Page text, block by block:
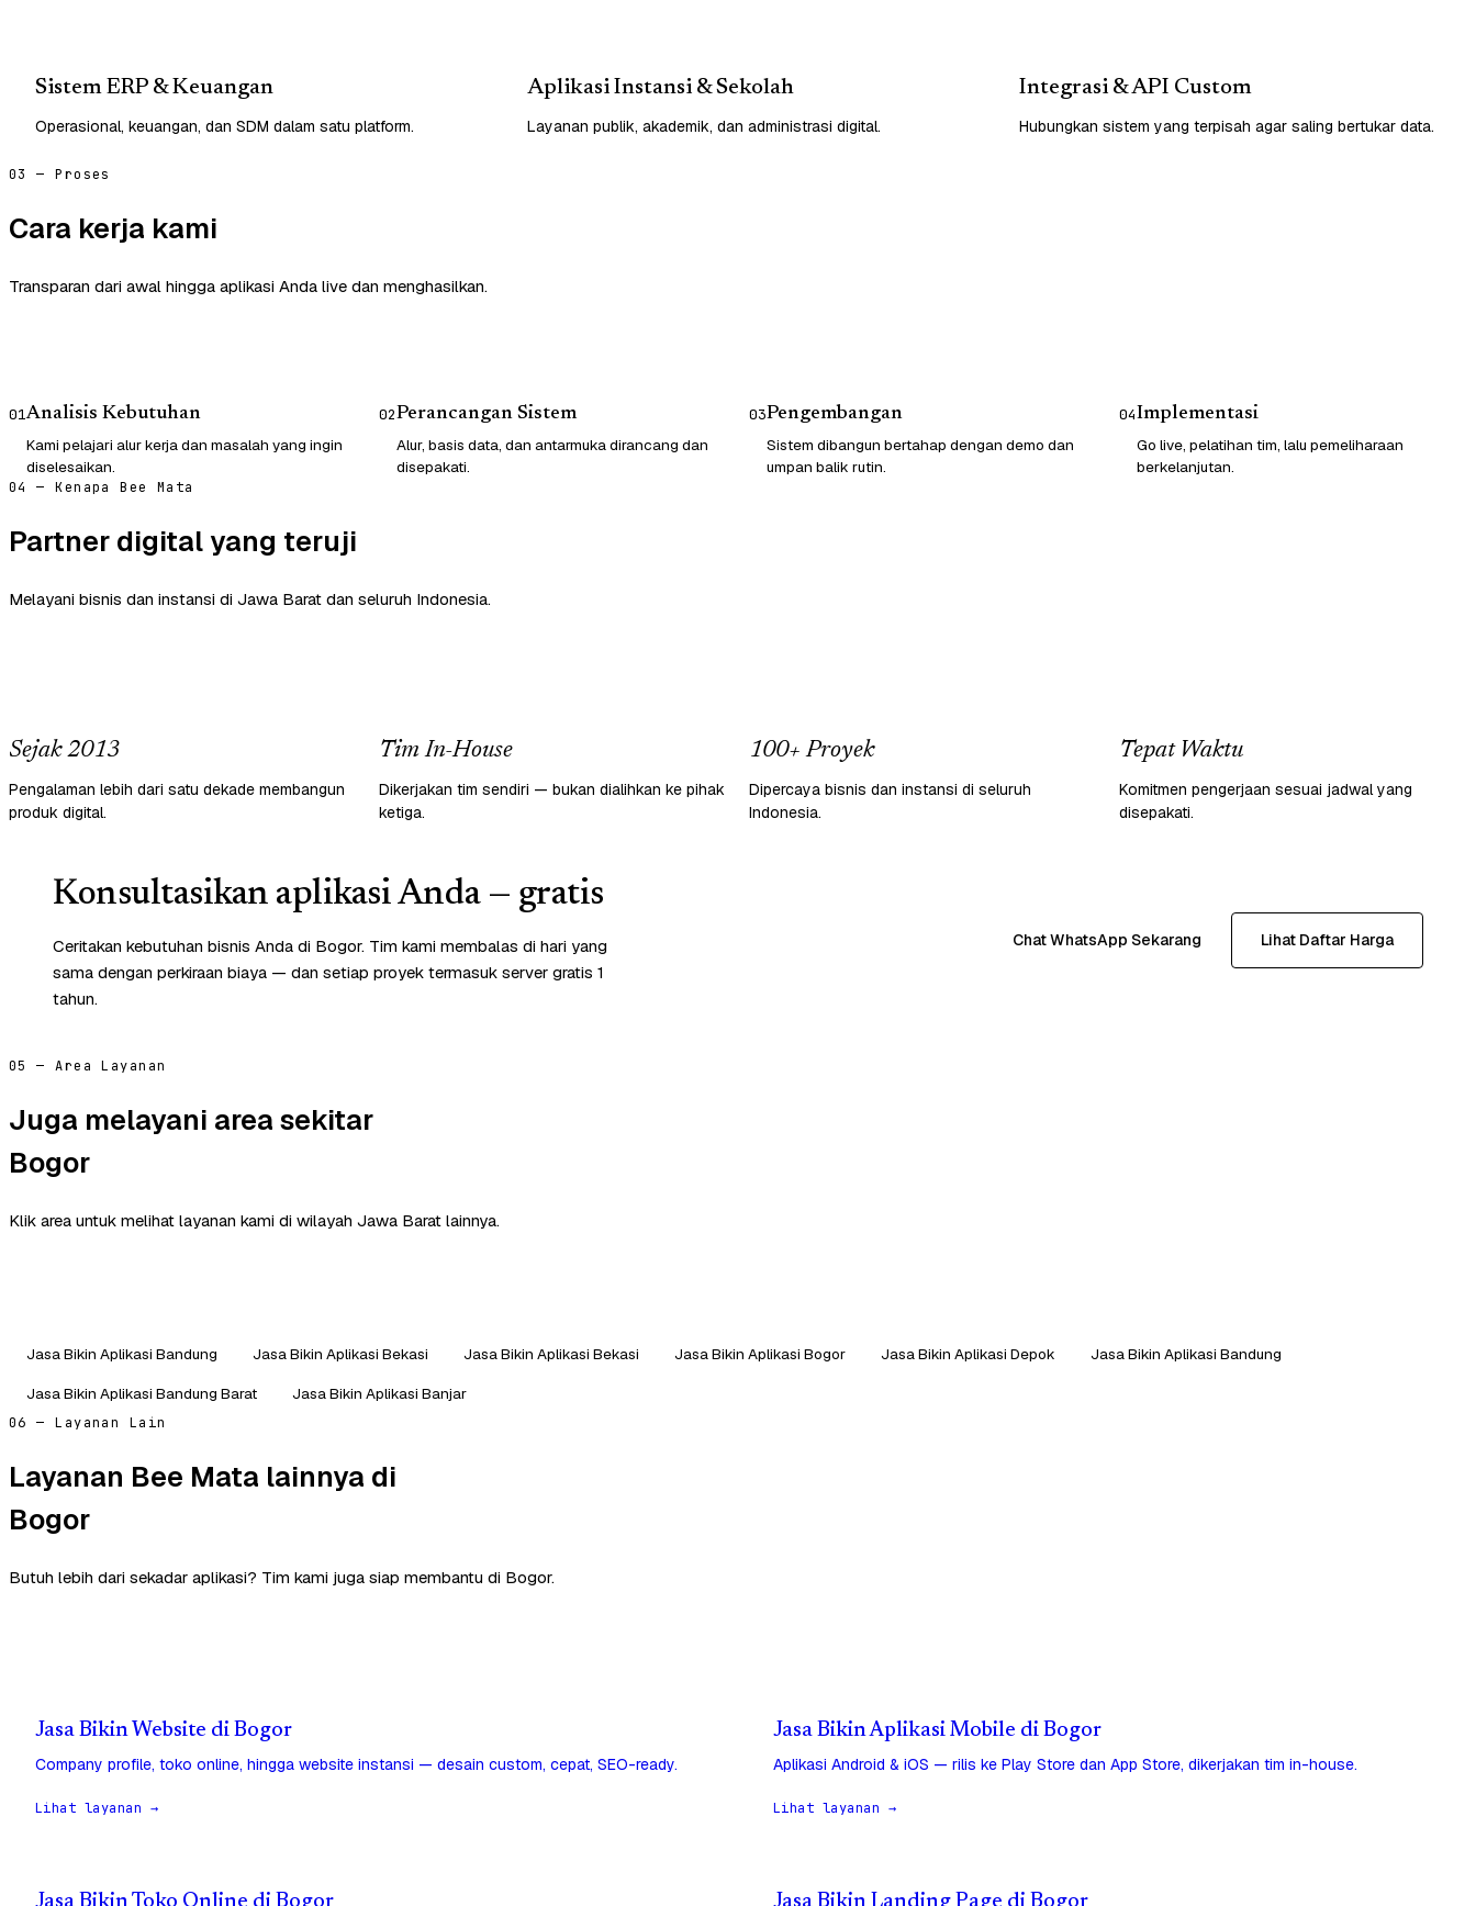
Sistem ERP & Keuangan
Operasional, keuangan, dan SDM dalam satu platform.
Aplikasi Instansi & Sekolah
Layanan publik, akademik, dan administrasi digital.
Integrasi & API Custom
Hubungkan sistem yang terpisah agar saling bertukar data.
03 — Proses
Cara kerja kami
Transparan dari awal hingga aplikasi Anda live dan menghasilkan.
01Analisis Kebutuhan
Kami pelajari alur kerja dan masalah yang ingin
diselesaikan.
02Perancangan Sistem
Alur, basis data, dan antarmuka dirancang dan
disepakati.
03Pengembangan
Sistem dibangun bertahap dengan demo dan
umpan balik rutin.
04Implementasi
Go live, pelatihan tim, lalu pemeliharaan
berkelanjutan.
04 — Kenapa Bee Mata
Partner digital yang teruji
Melayani bisnis dan instansi di Jawa Barat dan seluruh Indonesia.
Sejak 2013
Pengalaman lebih dari satu dekade membangun
produk digital.
Tim In-House
Dikerjakan tim sendiri — bukan dialihkan ke pihak
ketiga.
100+ Proyek
Dipercaya bisnis dan instansi di seluruh
Indonesia.
Tepat Waktu
Komitmen pengerjaan sesuai jadwal yang
disepakati.
Konsultasikan aplikasi Anda — gratis
Ceritakan kebutuhan bisnis Anda di Bogor. Tim kami membalas di hari yang
sama dengan perkiraan biaya — dan setiap proyek termasuk server gratis 1
tahun.
Chat WhatsApp Sekarang Lihat Daftar Harga
05 — Area Layanan
Juga melayani area sekitar
Bogor
Klik area untuk melihat layanan kami di wilayah Jawa Barat lainnya.
Jasa Bikin Aplikasi Bandung Jasa Bikin Aplikasi Bekasi Jasa Bikin Aplikasi Bekasi Jasa Bikin Aplikasi Bogor Jasa Bikin Aplikasi Depok
Jasa Bikin Aplikasi Bandung
Jasa Bikin Aplikasi Bandung Barat
Jasa Bikin Aplikasi Banjar
06 — Layanan Lain
Layanan Bee Mata lainnya di
Bogor
Butuh lebih dari sekadar aplikasi? Tim kami juga siap membantu di Bogor.
Jasa Bikin Website di Bogor
Company profile, toko online, hingga website instansi — desain custom, cepat, SEO-ready.
Lihat layanan →
Jasa Bikin Aplikasi Mobile di Bogor
Aplikasi Android & iOS — rilis ke Play Store dan App Store, dikerjakan tim in-house.
Lihat layanan →